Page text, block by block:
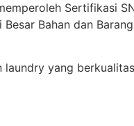
Sertifikasi
Bahan dan
yang